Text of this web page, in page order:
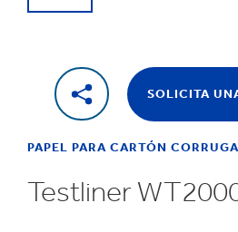
SOLICITA
PAPEL PARA CARTÓN
Testliner